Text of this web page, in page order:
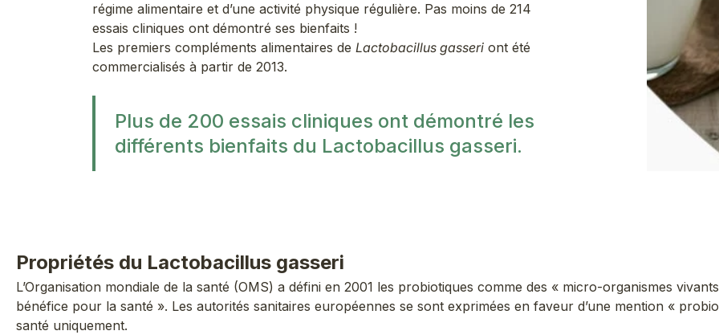
régime alimentaire et d’une activité physique régulière. Pas moins de 214
essais cliniques ont démontré ses bienfaits !
Les premiers compléments alimentaires deLactobacillus gasseri ont été
commercialisés à partir de 2013.
Plus de 200 essais cliniques ont démontré les
différents bienfaits du Lactobacillus gasseri.
Propriétés du Lactobacillus gasseri
L’Organisation mondiale de la santé (OMS) a défini en 2001 les probiotiques comme des « micro-organismes
bénéfice pour la santé ». Les autorités sanitaires européennes se sont exprimées en faveur d’une mention «
santé uniquement.